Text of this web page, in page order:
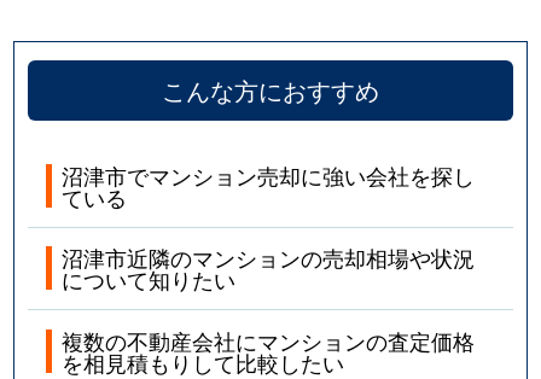
こんな方におすすめ
沼津市でマンション売却に強い会社を探し
ている
沼津市近隣のマンションの売却相場や状況
について知りたい
複数の不動産会社にマンションの査定価格
を相見積もりして比較したい